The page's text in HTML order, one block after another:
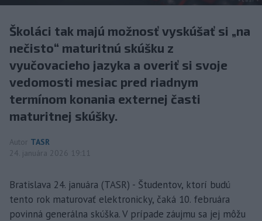
Školáci tak majú možnosť vyskúšať si „na
nečisto“ maturitnú skúšku z
vyučovacieho jazyka a overiť si svoje
vedomosti mesiac pred riadnym
termínom konania externej časti
maturitnej skúšky.
Autor TASR
24. januára 2026 19:11
Bratislava 24. januára (TASR) - Študentov, ktorí budú
tento rok maturovať elektronicky, čaká 10. februára
povinná generálna skúška. V prípade záujmu sa jej môžu